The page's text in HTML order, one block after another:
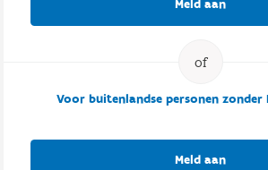
Meld aan
Voor buitenlandse personen zonder
Meld aan